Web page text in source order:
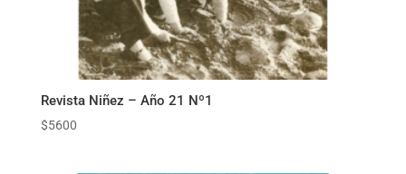
Revista Niñez – Año 21 Nº1
$5600